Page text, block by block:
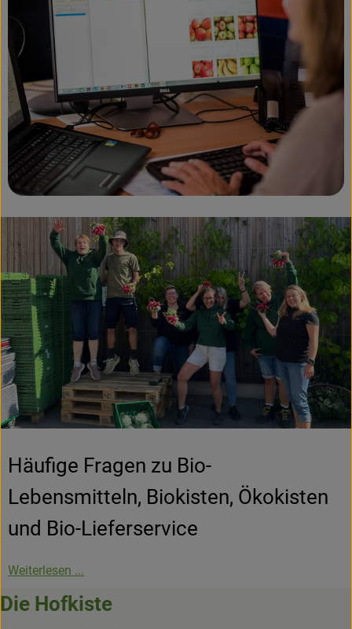
Häufige Fragen zu Bio-
Lebensmitteln, Biokisten, Ökokisten
und Bio-Lieferservice
Weiterlesen ...
Die Hofkiste